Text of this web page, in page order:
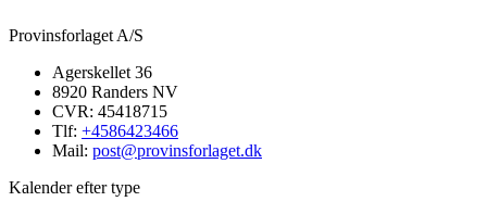
Provinsforlaget A/S
Agerskellet 36
8920 Randers NV
CVR: 45418715
Tlf: +4586423466
Mail: post@provinsforlaget.dk
Kalender efter type